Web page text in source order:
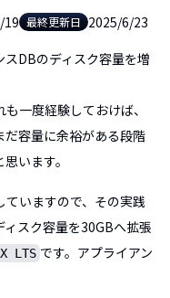
19 最終更新日 2025/6/23
DBのディスク容量を増
一度経験しておけば、
容量に余裕がある段階
います。
いますので、その実践
スク容量を30GBへ拡張
LTS です。アプライアン